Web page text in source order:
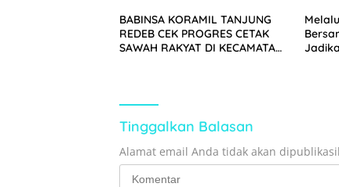
BABINSA KORAMIL TANJUNG
REDEB CEK PROGRES CETAK
SAWAH RAKYAT DI KECAMATAN
Tinggalkan Balasan
Alamat email Anda tidak akan